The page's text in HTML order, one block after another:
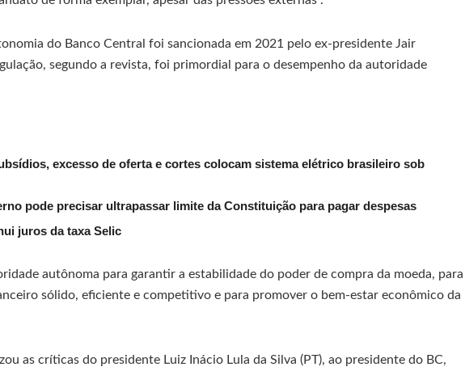
do Banco Central foi sancionada em 2021 pelo ex-presidente Jair
segundo a revista, foi primordial para o desempenho da autoridade
excesso de oferta e cortes colocam sistema elétrico brasileiro sob
pode precisar ultrapassar limite da Constituição para pagar despesas
juros da taxa Selic
autônoma para garantir a estabilidade do poder de compra da moeda, para
sólido, eficiente e competitivo e para promover o bem-estar econômico da
as críticas do presidente Luiz Inácio Lula da Silva (PT), ao presidente do BC,